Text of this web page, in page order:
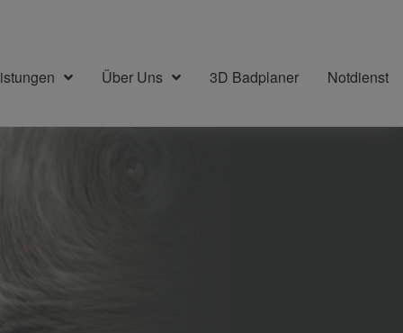
Über Uns 3D Badplaner Notdienst